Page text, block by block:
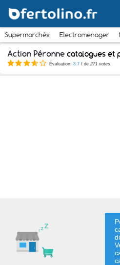
Supermarchés Electromenager
Action Péronne catalogues et
Évaluation: 3.7 / de 271 votes